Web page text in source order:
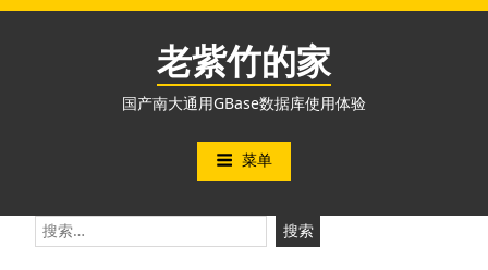
跳
老紫竹的家
国产南大通用GBase数据库使用体验
菜单
搜
索：